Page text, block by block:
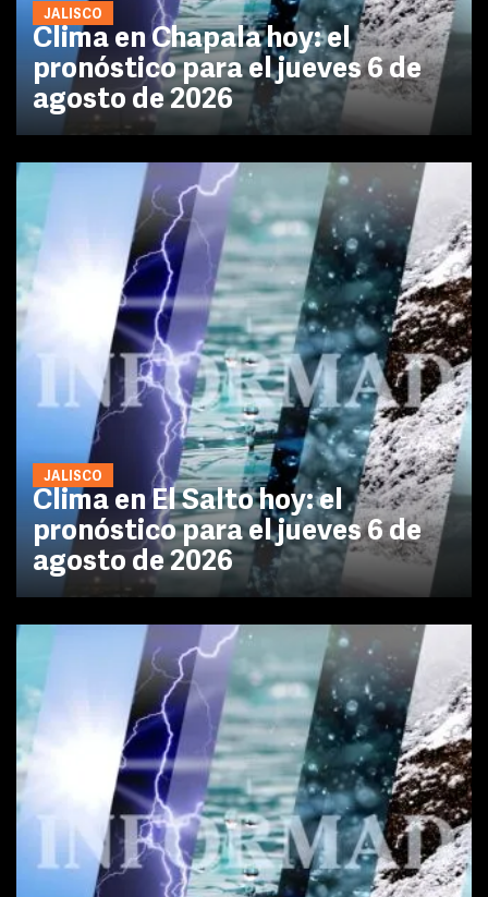
JALISCO
Clima en Chapala hoy: el
pronóstico para el jueves 6 de
agosto de 2026
JALISCO
Clima en El Salto hoy: el
pronóstico para el jueves 6 de
agosto de 2026